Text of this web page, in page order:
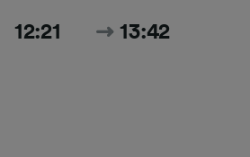
12:21 13:42